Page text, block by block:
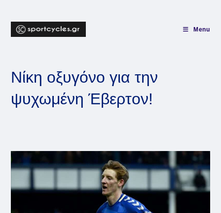
content
Menu
Νίκη οξυγόνο για την
ψυχωμένη Έβερτον!